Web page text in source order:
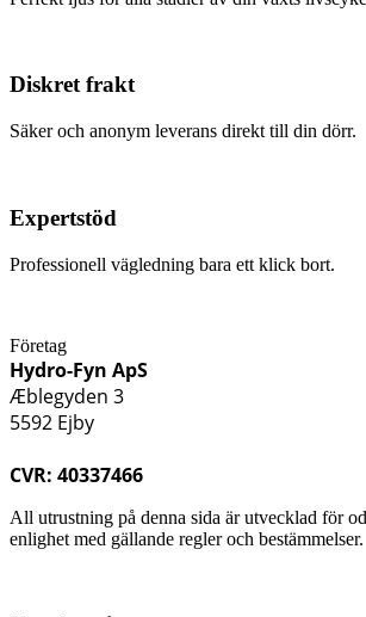
Diskret frakt
Säker och anonym leverans direkt till din dörr.
Expertstöd
Professionell vägledning bara ett klick bort.
Företag
Hydro-Fyn ApS
Æblegyden 3
5592 Ejby
CVR: 40337466
All utrustning på denna sida är utvecklad för
enlighet med gällande regler och bestämmelser.